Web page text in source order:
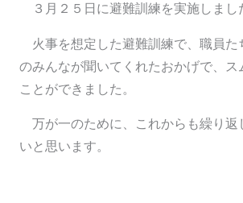
３月２５日に避難訓練を実施しまし
火事を想定した避難訓練で、職員た
のみんなが聞いてくれたおかげで、ス
ことができました。
万が一のために、これからも繰り返
いと思います。